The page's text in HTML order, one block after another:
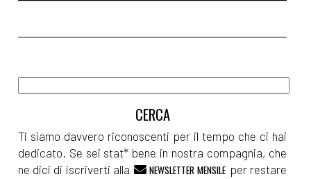
Ti siamo davvero riconoscenti per il tempo che ci hai
dedicato. Se sei stat* bene in nostra compagnia, che
ne dici di iscriverti alla
NEWSLETTER MENSILE per restare